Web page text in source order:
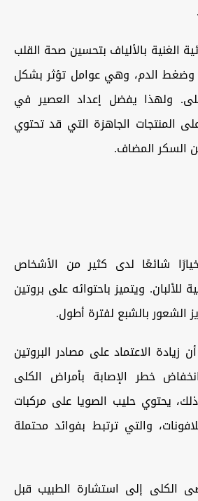
الغنية بالألياف بتحسين صحة القلب
وضغط الدم، وهي عوامل تؤثر بشكل
ولهذا يفضل إعداد العصير في
المنتجات الجاهزة التي قد تحتوي
السكر المضاف.
شائعًا لدى كثير من الأشخاص
للألبان. ويتميز باحتوائه على بروتين
الشعور بالشبع لفترة أطول.
زيادة الاعتماد على مصادر البروتين
خطر الإصابة بأمراض الكلى
يحتوي حليب الصويا على مركبات
والتي ترتبط بفوائد محتملة
الكلى إلى استشارة الطبيب قبل